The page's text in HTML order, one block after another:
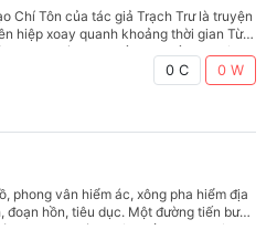
Chí Tôn của tác giả Trạch Trư là truyện
hiệp xoay quanh khoảng thời gian Từ
Tam Hoàng trị thế, Ngũ Đế định luân,
loài người đã là linh trưởng đứng đầu
0 C 0W
phong vân hiểm ác, xông pha hiểm địa
đoạn hồn, tiêu dục. Một đường tiến bước